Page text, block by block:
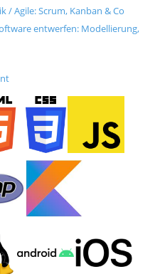
Agile: Scrum, Kanban & Co
entwerfen: Modellierung,